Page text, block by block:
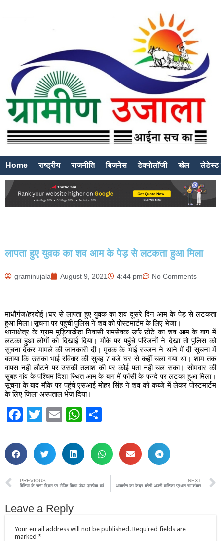
Home राष्ट्रीय राजनीति बिजनेस टेक्नोलॉजी खेल लेटेस्ट
लापता हुए युवक का शव आम के पेड़ से लटकता हुआ मिला
graminujala August 9, 2021 4:44 pm No Comments
माधौगंज/हरदोई।घर से लापता हुए युवक का शव दूसरे दिन आम के पेड़ से लटकता
हुआ मिला।सूचना पर पहुंची पुलिस ने शव को पोस्टमार्टम के लिए भेजा।
थानाक्षेत्र के ग्राम मुड़ियाखेड़ा निवासी रामसेवक उर्फ छोटे का शव आम के बाग में
लटका हुआ लोगों को दिखाई दिया। मौके पर पहुंचे परिजनों ने देखा तो पुलिस को
सूचना देकर मामले की जानकारी दी। मृतक के भाई रज्जन ने थाने में दी सूचना में
बताया कि उसका भाई रविवार की सुबह 7 बजे घर से कहीं चला गया था। शाम तक
वापस नही लौटने पर उसकी तलाश की पर कोई पता नही चल सका। सोमवार की
सुबह गांव के पश्चिम दिशा स्थित आम के बाग में फांसी के फन्दे पर लटका हुआ मिला।
सूचना के बाद मौके पर पहुंचे एसआई मोहर सिंह ने शव को कब्जे में लेकर पोस्टमार्टम
के लिए जिला अस्पताल भेज दिया।
Facebook
Twitter
EmailWhatsApp
PREVIOUS
बिटिया के जन्म दिवस पर रोपित किया पौधा प्रत्येक वर्ष पौधारोपित कर संरक्षित करने का लिया संकल्प
NEXT
आकर्षण का केंद्र बनेगी अपनी वाटिका-प्रधान रामशंकर
Leave a Reply
Your email address will not be published. Required fields are
marked *